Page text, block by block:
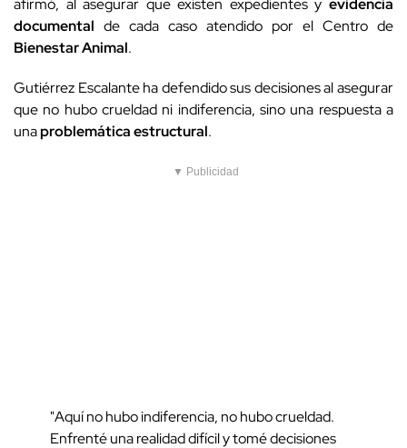
afirmó, al asegurar que existen expedientes y evidencia
documental de cada caso atendido por el Centro de
Bienestar Animal.
Gutiérrez Escalante ha defendido sus decisiones al asegurar
que no hubo crueldad ni indiferencia, sino una respuesta a
unaproblemática estructural.
▼ Publicidad
"Aquí no hubo indiferencia, no hubo crueldad.
Enfrenté una realidad difícil y tomé decisiones